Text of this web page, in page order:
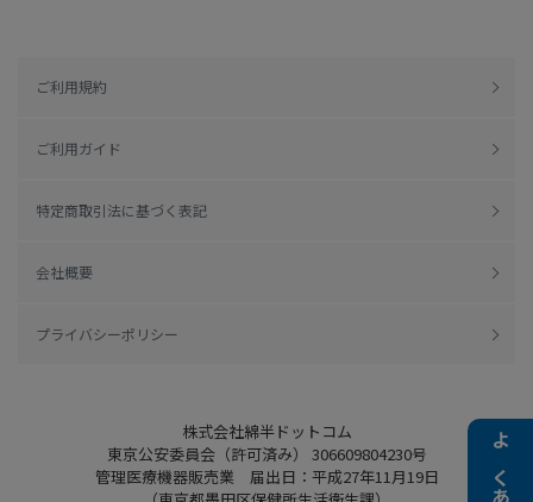
ご利用規約
ご利用ガイド
特定商取引法に基づく表記
会社概要
プライバシーポリシー
株式会社綿半ドットコム
東京公安委員会（許可済み） 306609804230号
管理医療機器販売業 届出日：平成27年11月19日